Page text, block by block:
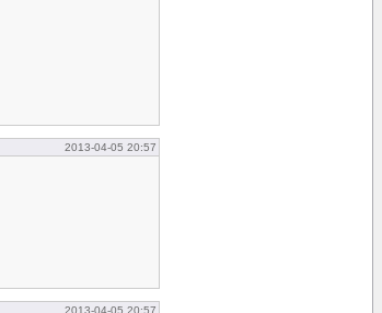
2013-04-05 20:57
2013-04-05 20:57